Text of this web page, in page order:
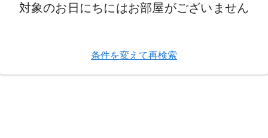
対象のお日にちにはお部屋がございません
条件を変えて再検索